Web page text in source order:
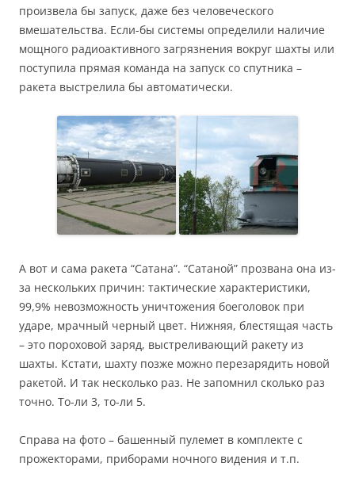
произвела бы запуск, даже без человеческого
вмешательства. Если-бы системы определили наличие
мощного радиоактивного загрязнения вокруг шахты или
поступила прямая команда на запуск со спутника –
ракета выстрелила бы автоматически.
А вот и сама ракета “Сатана”. “Сатаной” прозвана она из-
за нескольких причин: тактические характеристики,
99,9% невозможность уничтожения боеголовок при
ударе, мрачный черный цвет. Нижняя, блестящая часть
– это пороховой заряд, выстреливающий ракету из
шахты. Кстати, шахту позже можно перезарядить новой
ракетой. И так несколько раз. Не запомнил сколько раз
точно. То-ли 3, то-ли 5.
Справа на фото – башенный пулемет в комплекте с
прожекторами, приборами ночного видения и т.п.